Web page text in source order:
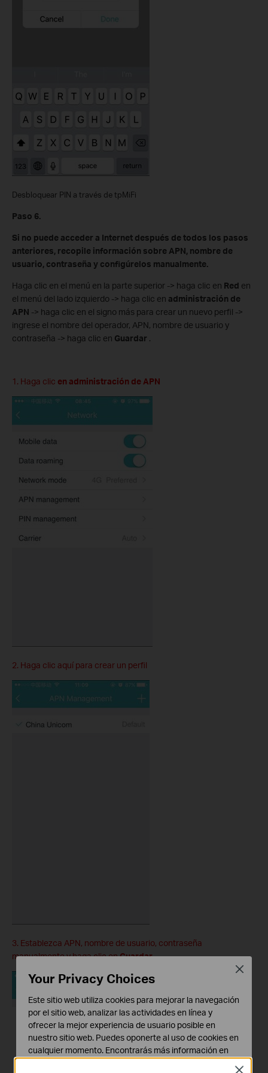
Desbloquear PIN a través de tpMiFi
Paso 6.
Si no puede acceder a Internet después de todos los pasos
anteriores, recopile información sobre APN, nombre de
usuario, contraseña y configúrelos manualmente.
Haga clic en el menú en la parte superior -> haga clic en Red en
el menú del lado izquierdo -> haga clic en administración de
APN -> haga clic en el signo más para crear un nuevo perfil ->
ingrese el nombre del operador, APN, nombre de usuario y
contraseña -> haga clic en Guardar .
1. Haga clic en administración de APN
2. Haga clic aquí para crear un perfil
3. Establezca APN, nombre de usuario, contraseña
manualmente y haga clic enGuardar
Close
Your Privacy Choices
Este sitio web utiliza cookies para mejorar la navegación
por el sitio web, analizar las actividades en línea y
ofrecer la mejor experiencia de usuario posible en
nuestro sitio web. Puedes oponerte al uso de cookies en
cualquier momento. Encontrarás más información en
Close